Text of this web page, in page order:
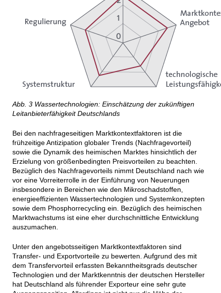
Abb. 3 Wassertechnologien: Einschätzung der zukünftigen
Leitanbieterfähigkeit Deutschlands
Bei den nachfrageseitigen Marktkontextfaktoren ist die
frühzeitige Antizipation globaler Trends (Nachfragevorteil)
sowie die Dynamik des heimischen Marktes hinsichtlich der
Erzielung von größenbedingten Preisvorteilen zu beachten.
Bezüglich des Nachfragevorteils nimmt Deutschland nach wie
vor eine Vorreiterrolle in der Einführung von Neuerungen
insbesondere in Bereichen wie den Mikroschadstoffen,
energieeffizienten Wassertechnologien und Systemkonzepten
sowie dem Phosphorrecycling ein. Bezüglich des heimischen
Marktwachstums ist eine eher durchschnittliche Entwicklung
auszumachen.
Unter den angebotsseitigen Marktkontextfaktoren sind
Transfer- und Exportvorteile zu bewerten. Aufgrund des mit
dem Transfervorteil erfassten Bekanntheitsgrads deutscher
Technologien und der Marktkenntnis der deutschen Hersteller
hat Deutschland als führender Exporteur eine sehr gute